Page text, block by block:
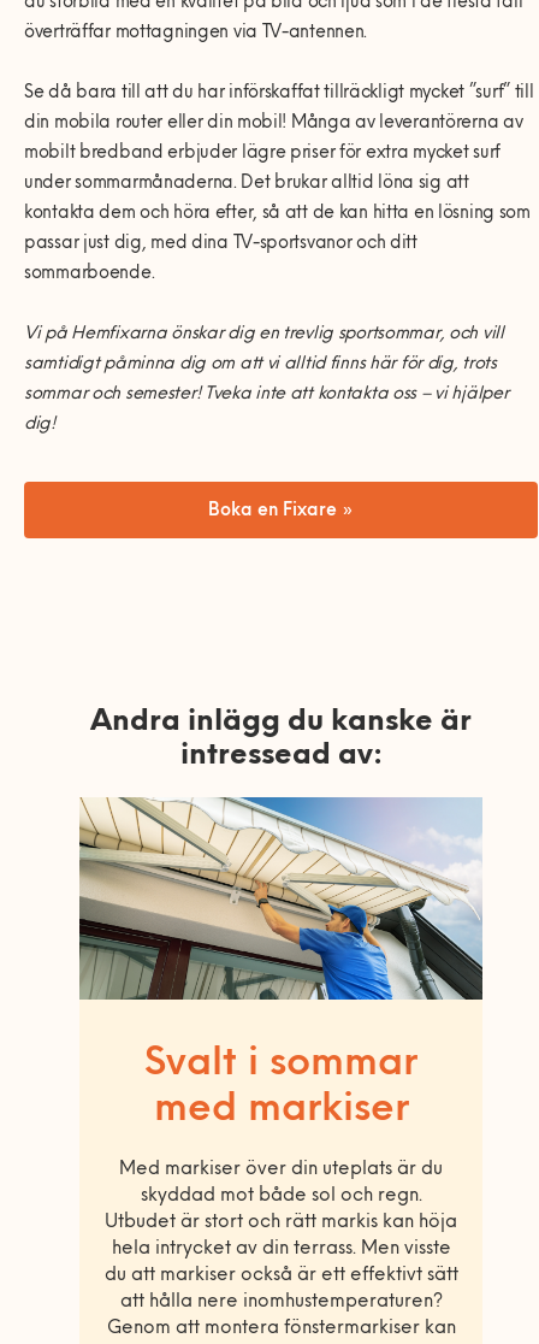
överträffar mottagningen via TV-antennen.
Se då bara till att du har införskaffat tillräckligt mycket ”surf” till
din mobila router eller din mobil! Många av leverantörerna av
mobilt bredband erbjuder lägre priser för extra mycket surf
under sommarmånaderna. Det brukar alltid löna sig att
kontakta dem och höra efter, så att de kan hitta en lösning som
passar just dig, med dina TV-sportsvanor och ditt
sommarboende.
Vi på Hemfixarna önskar dig en trevlig sportsommar, och vill
samtidigt påminna dig om att vi alltid finns här för dig, trots
sommar och semester! Tveka inte att kontakta oss – vi hjälper
dig!
Boka en Fixare »
Andra inlägg du kanske är
intressead av:
Svalt i sommar
med markiser
Med markiser över din uteplats är du
skyddad mot både sol och regn.
Utbudet är stort och rätt markis kan höja
hela intrycket av din terrass. Men visste
du att markiser också är ett effektivt sätt
att hålla nere inomhustemperaturen?
Genom att montera fönstermarkiser kan